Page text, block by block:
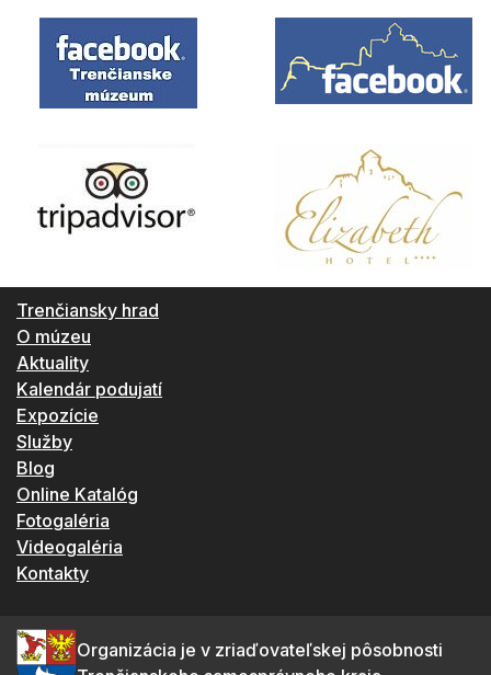
Trenčiansky hrad
O múzeu
Aktuality
Kalendár podujatí
Expozície
Služby
Blog
Online Katalóg
Fotogaléria
Videogaléria
Kontakty
Organizácia je v zriaďovateľskej pôsobnosti